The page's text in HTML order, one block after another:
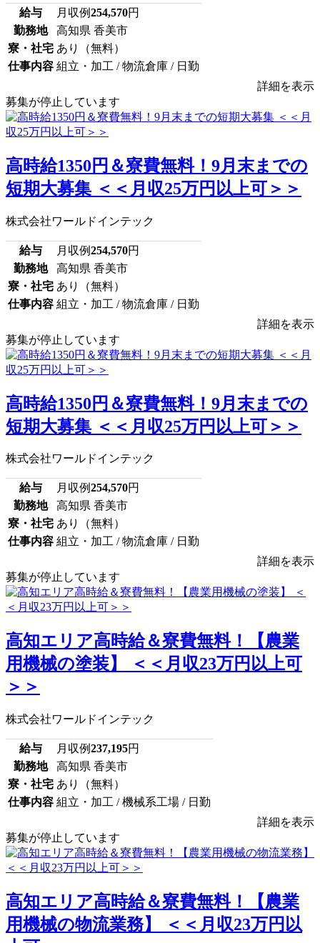
給与 月収例254,570円
勤務地
高知県 香美市
寮・社宅 あり（無料）
仕事内容 組立・加工 / 物流倉庫 / 日勤
詳細を表示
募集が停止しています
高時給1350円＆寮費無料！9月末までの
短期大募集 ＜＜月収25万円以上可＞＞
株式会社ワールドインテック
給与 月収例254,570円
勤務地
高知県 香美市
寮・社宅 あり（無料）
仕事内容 組立・加工 / 物流倉庫 / 日勤
詳細を表示
募集が停止しています
高時給1350円＆寮費無料！9月末までの
短期大募集 ＜＜月収25万円以上可＞＞
株式会社ワールドインテック
給与 月収例254,570円
勤務地
高知県 香美市
寮・社宅 あり（無料）
仕事内容 組立・加工 / 物流倉庫 / 日勤
詳細を表示
募集が停止しています
高知エリア高時給＆寮費無料！【農業
用機械の塗装】 ＜＜月収23万円以上可
＞＞
株式会社ワールドインテック
給与 月収例237,195円
勤務地
高知県 香美市
寮・社宅 あり（無料）
仕事内容 組立・加工 / 機械系工場 / 日勤
詳細を表示
募集が停止しています
高知エリア高時給＆寮費無料！【農業
用機械の物流業務】 ＜＜月収23万円以